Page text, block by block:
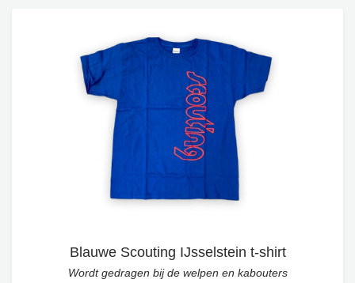
Blauwe Scouting IJsselstein t-shirt
Wordt gedragen bij de welpen en kabouters